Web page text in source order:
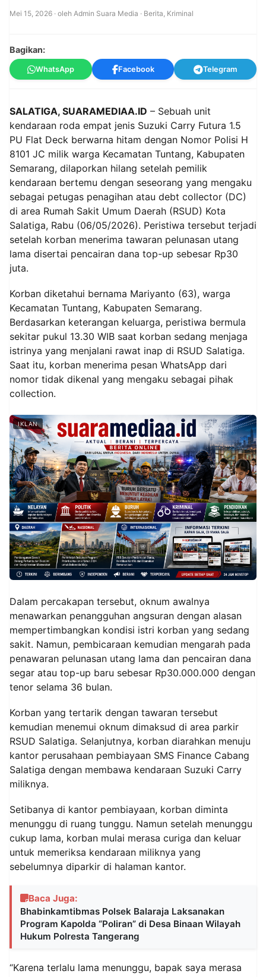
Mei 15, 2026 · oleh Admin Suara Media · Berita, Kriminal
Bagikan:
WhatsApp Facebook Telegram
SALATIGA, SUARAMEDIAA.ID – Sebuah unit
kendaraan roda empat jenis Suzuki Carry Futura 1.5
PU Flat Deck berwarna hitam dengan Nomor Polisi H
8101 JC milik warga Kecamatan Tuntang, Kabupaten
Semarang, dilaporkan hilang setelah pemilik
kendaraan bertemu dengan seseorang yang mengaku
sebagai petugas penagihan atau debt collector (DC)
di area Rumah Sakit Umum Daerah (RSUD) Kota
Salatiga, Rabu (06/05/2026). Peristiwa tersebut terjadi
setelah korban menerima tawaran pelunasan utang
lama disertai pencairan dana top-up sebesar Rp30
juta.
Korban diketahui bernama Mariyanto (63), warga
Kecamatan Tuntang, Kabupaten Semarang.
Berdasarkan keterangan keluarga, peristiwa bermula
sekitar pukul 13.30 WIB saat korban sedang menjaga
istrinya yang menjalani rawat inap di RSUD Salatiga.
Saat itu, korban menerima pesan WhatsApp dari
nomor tidak dikenal yang mengaku sebagai pihak
collection.
IKLAN
Dalam percakapan tersebut, oknum awalnya
menawarkan penangguhan angsuran dengan alasan
mempertimbangkan kondisi istri korban yang sedang
sakit. Namun, pembicaraan kemudian mengarah pada
penawaran pelunasan utang lama dan pencairan dana
segar atau top-up baru sebesar Rp30.000.000 dengan
tenor selama 36 bulan.
Korban yang tertarik dengan tawaran tersebut
kemudian menemui oknum dimaksud di area parkir
RSUD Salatiga. Selanjutnya, korban diarahkan menuju
kantor perusahaan pembiayaan SMS Finance Cabang
Salatiga dengan membawa kendaraan Suzuki Carry
miliknya.
Setibanya di kantor pembiayaan, korban diminta
menunggu di ruang tunggu. Namun setelah menunggu
cukup lama, korban mulai merasa curiga dan keluar
untuk memeriksa kendaraan miliknya yang
sebelumnya diparkir di halaman kantor.
Baca Juga:
Bhabinkamtibmas Polsek Balaraja Laksanakan
Program Kapolda “Poliran” di Desa Binaan Wilayah
Hukum Polresta Tangerang
“Karena terlalu lama menunggu, bapak saya merasa